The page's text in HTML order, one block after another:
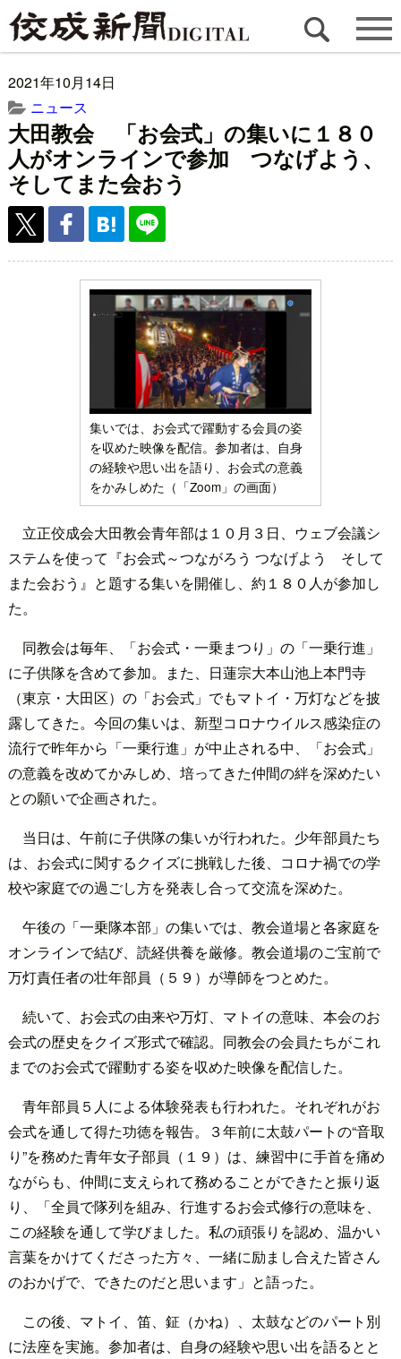
2021年10月14日
ニュース
大田教会 「お会式」の集いに１８０
人がオンラインで参加 つなげよう、
そしてまた会おう
集いでは、お会式で躍動する会員の姿
を収めた映像を配信。参加者は、自身
の経験や思い出を語り、お会式の意義
をかみしめた（「Zoom」の画面）
立正佼成会大田教会青年部は１０月３日、ウェブ会議シ
ステムを使って『お会式～つながろう つなげよう そして
また会おう』と題する集いを開催し、約１８０人が参加し
た。
同教会は毎年、「お会式・一乗まつり」の「一乗行進」
に子供隊を含めて参加。また、日蓮宗大本山池上本門寺
（東京・大田区）の「お会式」でもマトイ・万灯などを披
露してきた。今回の集いは、新型コロナウイルス感染症の
流行で昨年から「一乗行進」が中止される中、「お会式」
の意義を改めてかみしめ、培ってきた仲間の絆を深めたい
との願いで企画された。
当日は、午前に子供隊の集いが行われた。少年部員たち
は、お会式に関するクイズに挑戦した後、コロナ禍での学
校や家庭での過ごし方を発表し合って交流を深めた。
午後の「一乗隊本部」の集いでは、教会道場と各家庭を
オンラインで結び、読経供養を厳修。教会道場のご宝前で
万灯責任者の壮年部員（５９）が導師をつとめた。
続いて、お会式の由来や万灯、マトイの意味、本会のお
会式の歴史をクイズ形式で確認。同教会の会員たちがこれ
までのお会式で躍動する姿を収めた映像を配信した。
青年部員５人による体験発表も行われた。それぞれがお
会式を通して得た功徳を報告。３年前に太鼓パートの“音取
り”を務めた青年女子部員（１９）は、練習中に手首を痛め
ながらも、仲間に支えられて務めることができたと振り返
り、「全員で隊列を組み、行進するお会式修行の意味を、
この経験を通して学びました。私の頑張りを認め、温かい
言葉をかけてくださった方々、一緒に励まし合えた皆さん
のおかげで、できたのだと思います」と語った。
この後、マトイ、笛、鉦（かね）、太鼓などのパート別
に法座を実施。参加者は、自身の経験や思い出を語るとと